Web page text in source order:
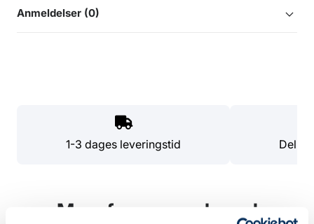
Anmeldelser (0)
1-3 dages leveringstid Del
Mere fra samme brand